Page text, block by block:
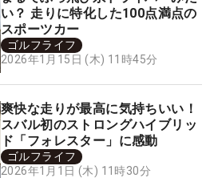
い？ 走りに特化した100点満点の
スポーツカー
ゴルフライフ
2026年1月15日 (木) 11時45分
爽快な走りが最高に気持ちいい！
スバル初のストロングハイブリッ
ド「フォレスター」に感動
ゴルフライフ
2026年1月1日 (木) 11時30分